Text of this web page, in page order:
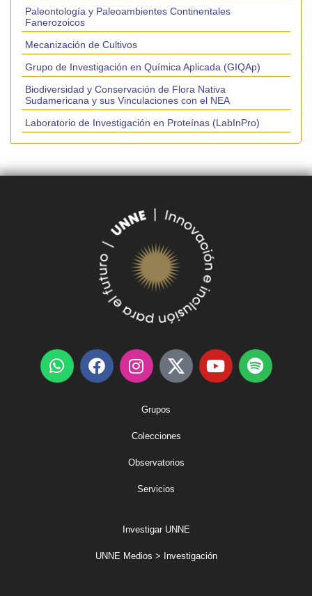
Paleontología y Paleoambientes Continentales
Fanerozoicos
Mecanización de Cultivos
Grupo de Investigación en Química Aplicada (GIQAp)
Biodiversidad y Conservación de Flora Nativa
Sudamericana y sus Vinculaciones con el NEA
Laboratorio de Investigación en Proteínas (LabInPro)
Grupos
Colecciones
Observatorios
Servicios
Investigar UNNE
UNNE Medios > Investigación